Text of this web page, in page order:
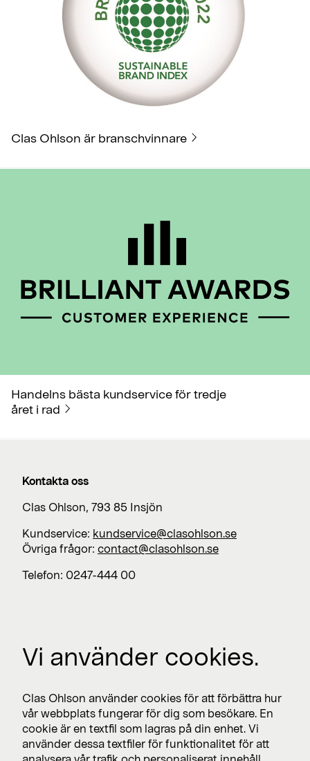
Clas Ohlson är branschvinnare
Handelns bästa kundservice för tredje
året i rad
Kontakta oss
Clas Ohlson, 793 85 Insjön
Kundservice: kundservice@clasohlson.se
Övriga frågor: contact@clasohlson.se
Telefon: 0247-444 00
Lediga jobb >
Nyhetsrum >
Vi använder cookies.
Clas Ohlson använder cookies för att förbättra hur
vår webbplats fungerar för dig som besökare. En
cookie är en textfil som lagras på din enhet. Vi
använder dessa textfiler för funktionalitet för att